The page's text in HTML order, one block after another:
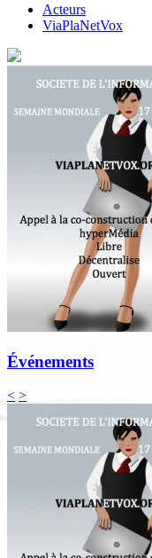
Acteurs
ViaPlaNetVox
Événements
< >